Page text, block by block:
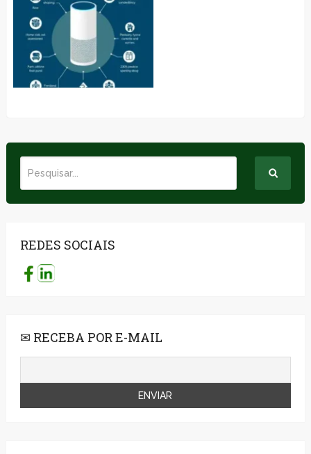
REDES SOCIAIS
✉ RECEBA POR E-MAIL